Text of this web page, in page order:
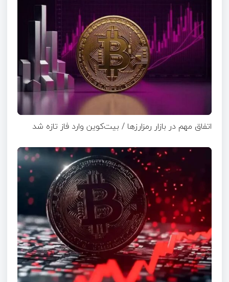
اتفاق مهم در بازار رمزارزها / بیت‌کوین وارد فاز تازه شد